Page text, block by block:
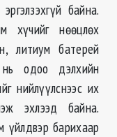
байна.
хүчийг нөөцлөх
литиум батерей
нь одоо дэлхийн
нийлүүлснээс их
эхлээд байна.
барихаар